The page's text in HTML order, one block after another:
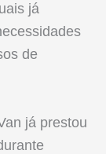
já
de
já prestou